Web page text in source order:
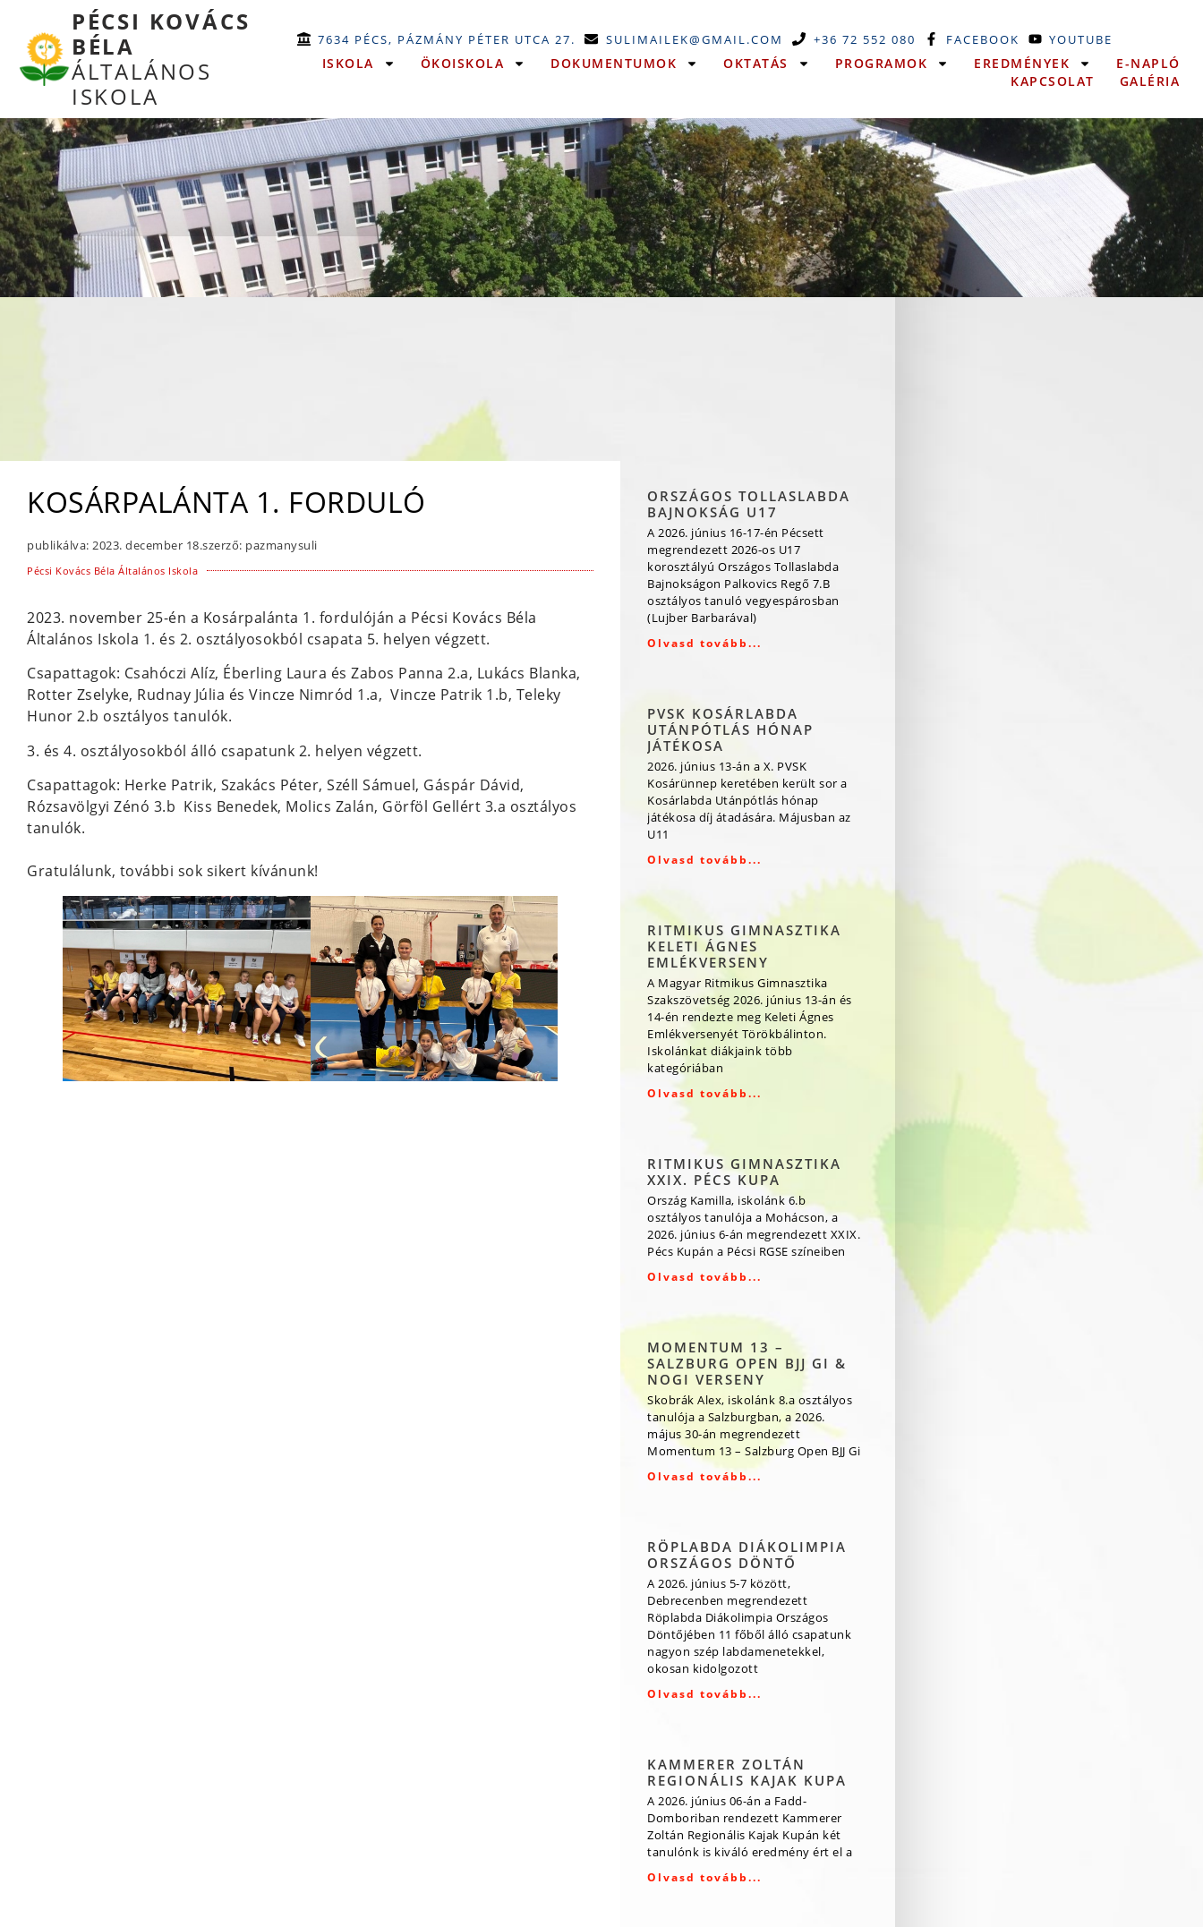
PÉCSI KOVÁCS
BÉLA
ÁLTALÁNOS
ISKOLA
7634 PÉCS, PÁZMÁNY PÉTER UTCA 27. SULIMAILEK@GMAIL.COM +36 72 552 080 FACEBOOK YOUTUBE
ISKOLA ÖKOISKOLA DOKUMENTUMOK OKTATÁS PROGRAMOK EREDMÉNYEK
E-NAPLÓ
KAPCSOLAT
GALÉRIA
KOSÁRPALÁNTA 1. FORDULÓ
publikálva: 2023. december 18.szerző: pazmanysuli
Pécsi Kovács Béla Általános Iskola
2023. november 25-én a Kosárpalánta 1. fordulóján a Pécsi Kovács Béla
Általános Iskola 1. és 2. osztályosokból csapata 5. helyen végzett.
Csapattagok: Csahóczi Alíz, Éberling Laura és Zabos Panna 2.a, Lukács Blanka,
Rotter Zselyke, Rudnay Júlia és Vincze Nimród 1.a, Vincze Patrik 1.b, Teleky
Hunor 2.b osztályos tanulók.
3. és 4. osztályosokból álló csapatunk 2. helyen végzett.
Csapattagok: Herke Patrik, Szakács Péter, Széll Sámuel, Gáspár Dávid,
Rózsavölgyi Zénó 3.b Kiss Benedek, Molics Zalán, Görföl Gellért 3.a osztályos
tanulók.
Gratulálunk, további sok sikert kívánunk!
ORSZÁGOS TOLLASLABDA
BAJNOKSÁG U17
A 2026. június 16-17-én Pécsett
megrendezett 2026-os U17
korosztályú Országos Tollaslabda
Bajnokságon Palkovics Regő 7.B
osztályos tanuló vegyespárosban
(Lujber Barbarával)
Olvasd tovább...
PVSK KOSÁRLABDA
UTÁNPÓTLÁS HÓNAP
JÁTÉKOSA
2026. június 13-án a X. PVSK
Kosárünnep keretében került sor a
Kosárlabda Utánpótlás hónap
játékosa díj átadására. Májusban az
U11
Olvasd tovább...
RITMIKUS GIMNASZTIKA
KELETI ÁGNES
EMLÉKVERSENY
A Magyar Ritmikus Gimnasztika
Szakszövetség 2026. június 13-án és
14-én rendezte meg Keleti Ágnes
Emlékversenyét Törökbálinton.
Iskolánkat diákjaink több
kategóriában
Olvasd tovább...
RITMIKUS GIMNASZTIKA
XXIX. PÉCS KUPA
Ország Kamilla, iskolánk 6.b
osztályos tanulója a Mohácson, a
2026. június 6-án megrendezett XXIX.
Pécs Kupán a Pécsi RGSE színeiben
Olvasd tovább...
MOMENTUM 13 –
SALZBURG OPEN BJJ GI &
NOGI VERSENY
Skobrák Alex, iskolánk 8.a osztályos
tanulója a Salzburgban, a 2026.
május 30-án megrendezett
Momentum 13 – Salzburg Open BJJ Gi
Olvasd tovább...
RÖPLABDA DIÁKOLIMPIA
ORSZÁGOS DÖNTŐ
A 2026. június 5-7 között,
Debrecenben megrendezett
Röplabda Diákolimpia Országos
Döntőjében 11 főből álló csapatunk
nagyon szép labdamenetekkel,
okosan kidolgozott
Olvasd tovább...
KAMMERER ZOLTÁN
REGIONÁLIS KAJAK KUPA
A 2026. június 06-án a Fadd-
Domboriban rendezett Kammerer
Zoltán Regionális Kajak Kupán két
tanulónk is kiváló eredmény ért el a
Olvasd tovább...